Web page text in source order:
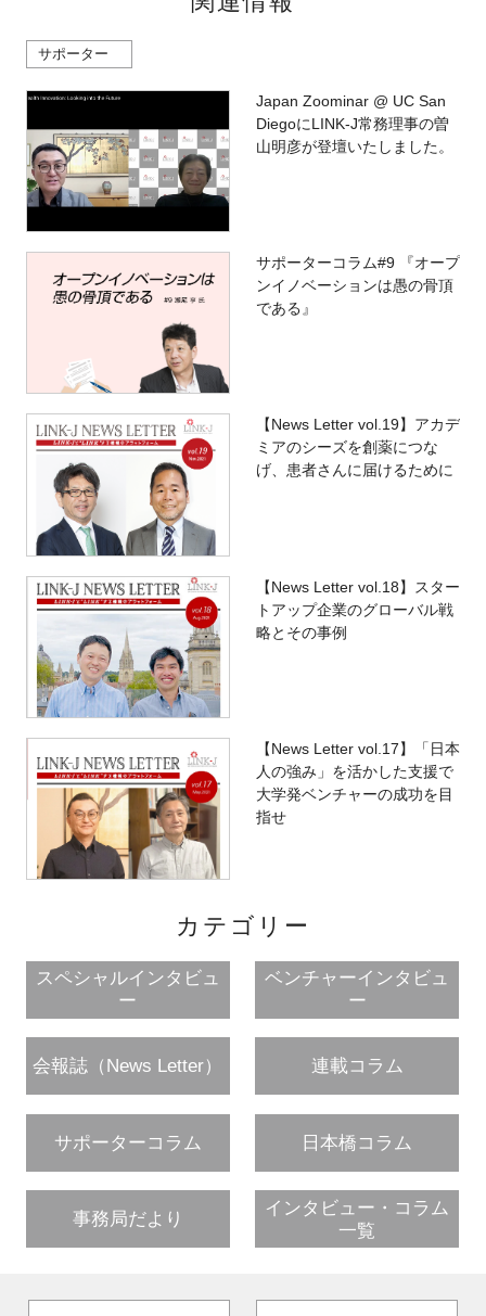
サポーター
Japan Zoominar @ UC San
DiegoにLINK-J常務理事の曽
山明彦が登壇いたしました。
サポーターコラム#9 『オープ
ンイノベーションは愚の骨頂
である』
【News Letter vol.19】アカデ
ミアのシーズを創薬につな
げ、患者さんに届けるために
【News Letter vol.18】スター
トアップ企業のグローバル戦
略とその事例
【News Letter vol.17】「日本
人の強み」を活かした支援で
大学発ベンチャーの成功を目
指せ
カテゴリー
スペシャルインタビュ
ー
ベンチャーインタビュ
ー
会報誌（News Letter） 連載コラム
サポーターコラム 日本橋コラム
事務局だより
インタビュー・コラム
一覧